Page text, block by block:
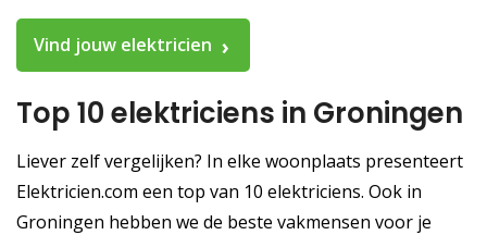
Vind jouw elektricien
Top 10 elektriciens in Groningen
Liever zelf vergelijken? In elke woonplaats presenteert
Elektricien.com een top van 10 elektriciens. Ook in
Groningen hebben we de beste vakmensen voor je